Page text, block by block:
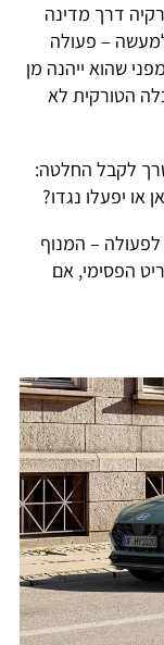
דרך מדינה
– פעולה
שהוא ייהנה מן
הטורקית לא
לקבל החלטה:
או יפעלו נגדו?
לפעולה – המנוף
הפסימי, אם